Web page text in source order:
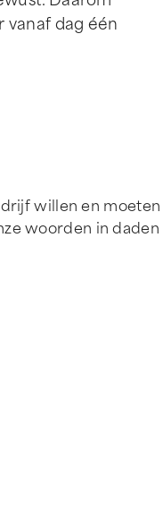
vanaf dag één
willen en
woorden in